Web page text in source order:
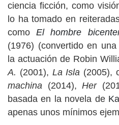
ciencia ficción, como
lo ha tomado en
comoEl hombre
(1976) (convertido en
la actuación de Robin
A. (2001), La Isla (2005),
machina (2014),Her
basada en la novela de
apenas unos mínimos